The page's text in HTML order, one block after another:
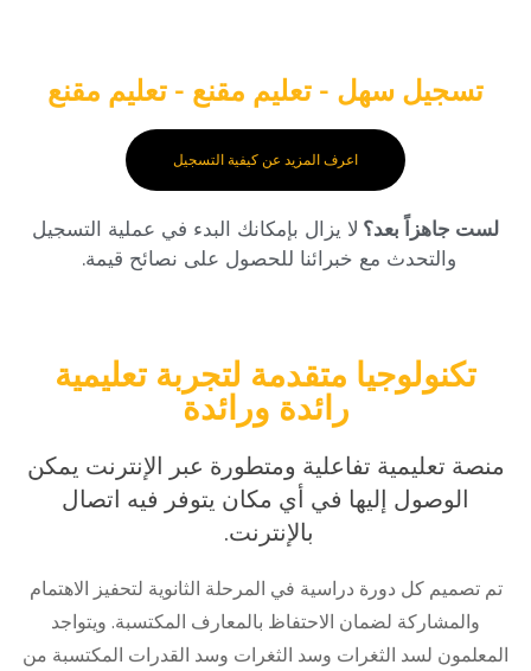
تسجيل سهل - تعليم مقنع - تعليم مقنع
اعرف المزيد عن كيفية التسجيل
لست جاهزاً بعد؟ لا يزال بإمكانك البدء في عملية التسجيل
والتحدث مع خبرائنا للحصول على نصائح قيمة.
تكنولوجيا متقدمة لتجربة تعليمية
رائدة ورائدة
منصة تعليمية تفاعلية ومتطورة عبر الإنترنت يمكن
الوصول إليها في أي مكان يتوفر فيه اتصال
بالإنترنت.
تم تصميم كل دورة دراسية في المرحلة الثانوية لتحفيز الاهتمام
والمشاركة لضمان الاحتفاظ بالمعارف المكتسبة. ويتواجد
المعلمون لسد الثغرات وسد الثغرات وسد القدرات المكتسبة من